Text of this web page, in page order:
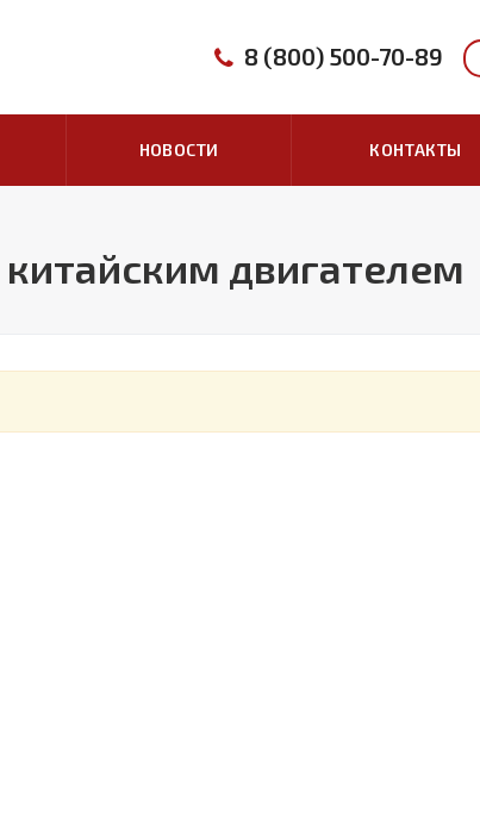
8 (800) 500-70-89
НОВОСТИ КОНТАКТЫ
двигателем